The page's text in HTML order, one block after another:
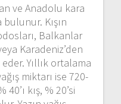
ve Anadolu kara
Kışın
Balkanlar
Karadeniz’den
Yıllık ortalama
miktarı ise 720-
40’ı kış, % 20’si